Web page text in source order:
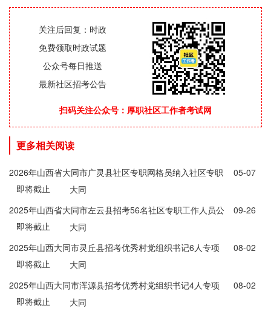
关注后回复：时政
免费领取时政试题
公众号每日推送
最新社区招考公告
扫码关注公众号：厚职社区工作者考试网
更多相关阅读
2026年山西省大同市广灵县社区专职网格员纳入社区专职
工作人员管理公告
05-07
即将截止
大同
2025年山西省大同市左云县招考56名社区专职工作人员公
告
09-26
即将截止
大同
2025年山西大同市灵丘县招考优秀村党组织书记6人专项
公告
08-02
即将截止
大同
2025年山西大同市浑源县招考优秀村党组织书记4人专项
公告
08-02
即将截止
大同